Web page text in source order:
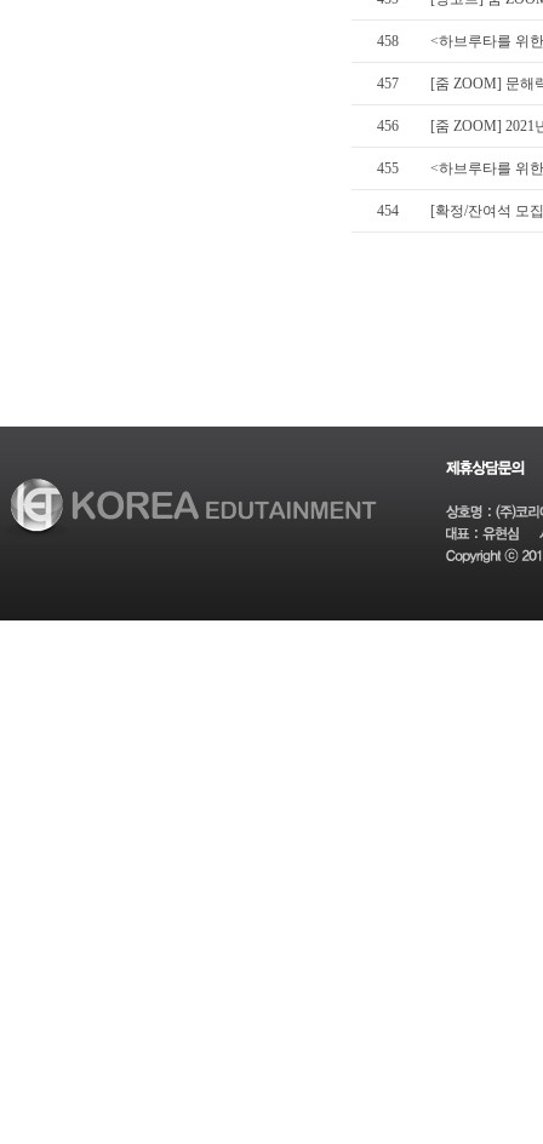
458 <하브루타를 위
457 [줌 ZOOM] 문해
456 [줌 ZOOM] 2021
455 <하브루타를 위
454 [확정/잔여석 모